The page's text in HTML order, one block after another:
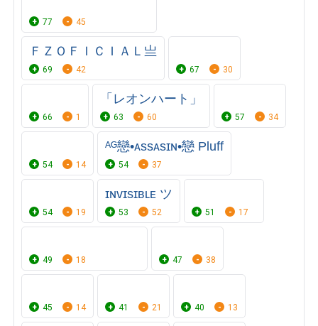
77 45
ＦＺㅤＯＦＩＣＩＡＬ亗
69 42 67 30
66 1
「レオンハート」
63 60 57 34
54 14
ᴬᴳ戀•ᴀssᴀsɪɴ•戀 Pluff
54 37
54 19
ɪɴᴠɪsɪʙʟᴇ ツ
53 52 51 17
49 18 47 38
45 14 41 21 40 13